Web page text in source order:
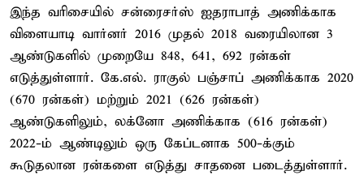
இந்த வரிசையில் சன்ரைசர்ஸ் ஐதராபாத் அணிக்காக
விளையாடி வார்னர் 2016 முதல் 2018 வரையிலான 3
ஆண்டுகளில் முறையே 848, 641, 692 ரன்கள்
எடுத்துள்ளார். கே.எல். ராகுல் பஞ்சாப் அணிக்காக 2020
(670 ரன்கள்) மற்றும் 2021 (626 ரன்கள்)
ஆண்டுகளிலும், லக்னோ அணிக்காக (616 ரன்கள்)
2022-ம் ஆண்டிலும் ஒரு கேப்டனாக 500-க்கும்
கூடுதலான ரன்களை எடுத்து சாதனை படைத்துள்ளார்.